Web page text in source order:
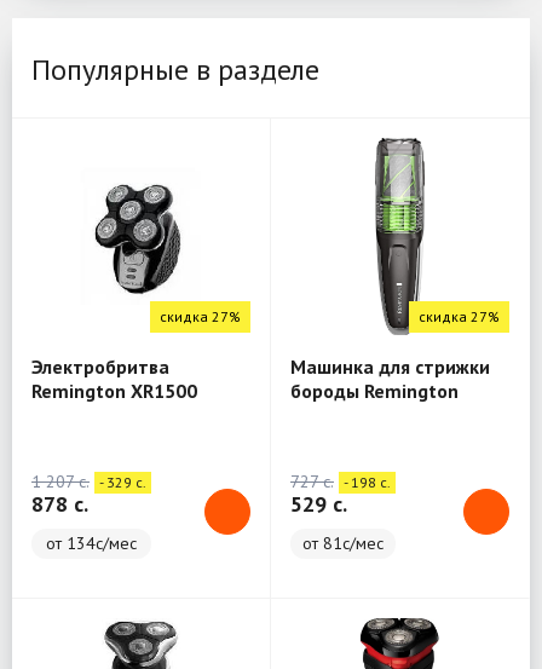
Популярные в разделе
скидка 27%
Электробритва
Remington XR1500
1 207 c. - 329 c.
878 c.
от 134с/мес
скидка 27%
Машинка для стрижки
бороды Remington
727 c. - 198 c.
529 c.
от 81с/мес